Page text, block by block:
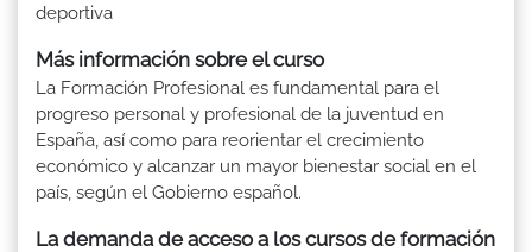
deportiva
Más información sobre el curso
La Formación Profesional es fundamental para el
progreso personal y profesional de la juventud en
España, así como para reorientar el crecimiento
económico y alcanzar un mayor bienestar social en el
país, según el Gobierno español.
La demanda de acceso a los cursos de formación